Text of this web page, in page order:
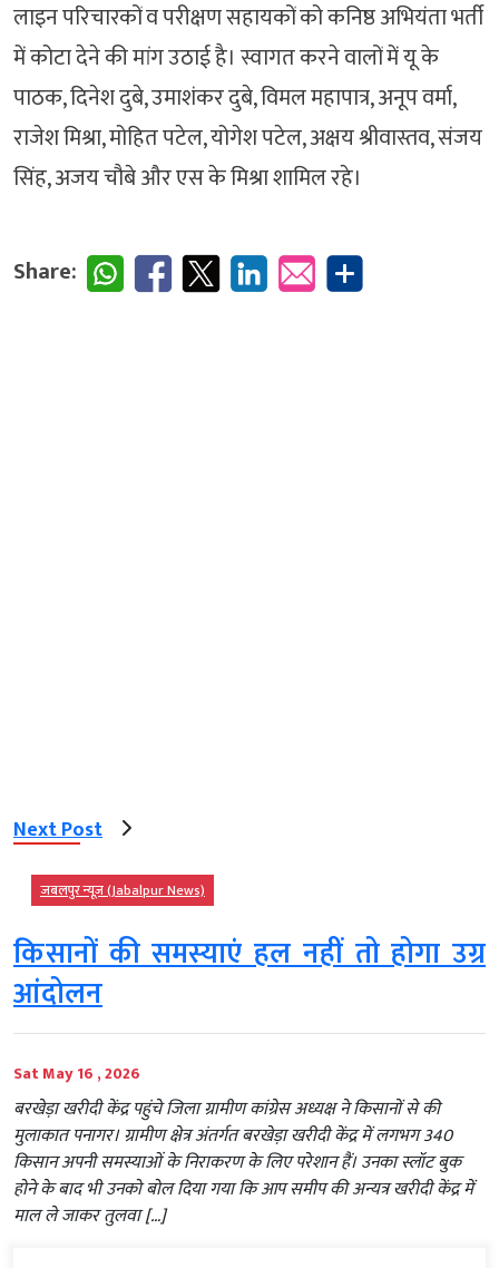
लाइन परिचारकों व परीक्षण सहायकों को कनिष्ठ अभियंता भर्ती
में कोटा देने की मांग उठाई है। स्वागत करने वालों में यू के
पाठक, दिनेश दुबे, उमाशंकर दुबे, विमल महापात्र, अनूप वर्मा,
राजेश मिश्रा, मोहित पटेल, योगेश पटेल, अक्षय श्रीवास्तव, संजय
सिंह, अजय चौबे और एस के मिश्रा शामिल रहे।
Share:
Next Post
जबलपुर न्यूज़ (Jabalpur News)
किसानों की समस्याएं हल नहीं तो होगा उग्र
आंदोलन
Sat May 16 , 2026
बरखेड़ा खरीदी केंद्र पहुंचे जिला ग्रामीण कांग्रेस अध्यक्ष ने किसानों से की
मुलाकात पनागर। ग्रामीण क्षेत्र अंतर्गत बरखेड़ा खरीदी केंद्र में लगभग 340
किसान अपनी समस्याओं के निराकरण के लिए परेशान हैं। उनका स्लॉट बुक
होने के बाद भी उनको बोल दिया गया कि आप समीप की अन्यत्र खरीदी केंद्र में
माल ले जाकर तुलवा […]